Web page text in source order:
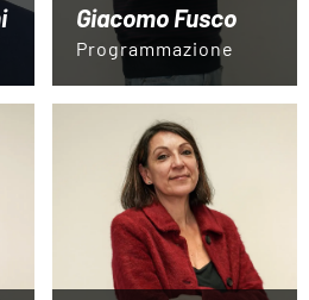
Giacomo Fusco
Programmazione